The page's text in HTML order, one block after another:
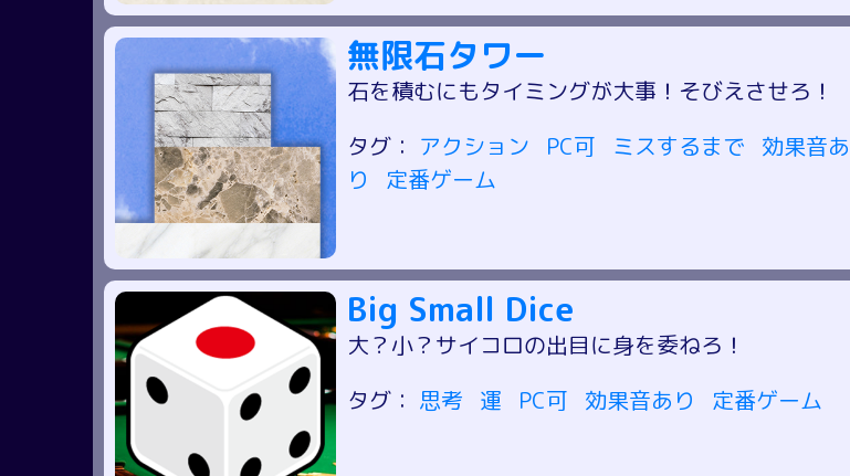
無限石タワー
石を積むにもタイミングが大事！そびえさせろ！
タグ： アクション PC可 ミスするまで
効果音あ
り
定番ゲーム
Big Small Dice
大？小？サイコロの出目に身を委ねろ！
タグ： 思考 運 PC可 効果音あり 定番ゲーム